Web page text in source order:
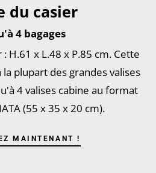
du casier
4 bagages
H.61 x L.48 x P.85 cm. Cette
plupart des grandes valises
4 valises cabine au format
(55 x 35 x 20 cm).
MAINTENANT !